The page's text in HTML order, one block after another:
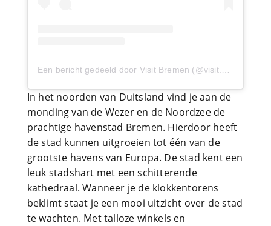
Een bericht gedeeld door Visit Bremen (@visit.bremen)
In het noorden van Duitsland vind je aan de
monding van de Wezer en de Noordzee de
prachtige havenstad Bremen. Hierdoor heeft
de stad kunnen uitgroeien tot één van de
grootste havens van Europa. De stad kent een
leuk stadshart met een schitterende
kathedraal. Wanneer je de klokkentorens
beklimt staat je een mooi uitzicht over de stad
te wachten. Met talloze winkels en